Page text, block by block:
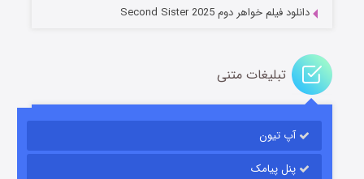
باب اسفنجی فصل ۱۷
قسمت۶ (زیرنویس) منتشر شد
دانلود فیلم خواهر دوم Second Sister 2025
تبلیغات متنی
آپ تیون
پنل پیامک